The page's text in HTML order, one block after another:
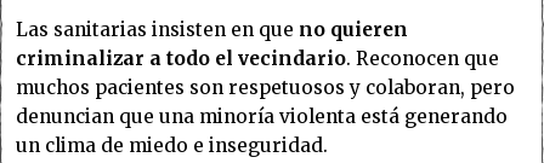
Las sanitarias insisten en que no quieren
criminalizar a todo el vecindario. Reconocen que
muchos pacientes son respetuosos y colaboran, pero
denuncian que una minoría violenta está generando
un clima de miedo e inseguridad.